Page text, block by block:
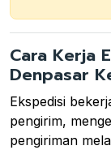
Cara Kerja
Denpasar
Ekspedisi
pengirim,
pengiriman